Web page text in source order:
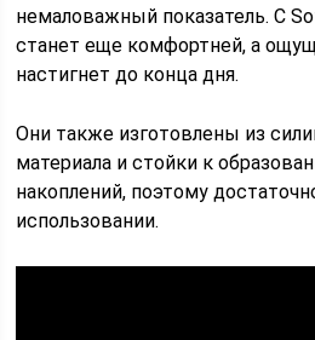
немаловажный показатель. С
станет еще комфортней, а
настигнет до конца дня.
Они также изготовлены из
материала и стойки к
накоплений, поэтому
использовании.